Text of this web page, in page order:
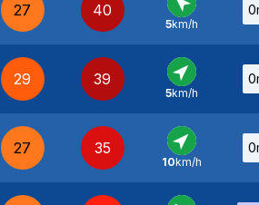
27 40
SE -
5km/h
29 39
SO
5km/h
27 35
SO -
10km/h